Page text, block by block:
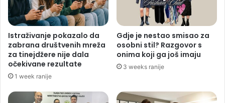
Istraživanje pokazalo da
zabrana društvenih mreža
za tinejdžere nije dala
očekivane rezultate
1 week ranije
Gdje je nestao smisao za
osobni stil? Razgovor s
onima koji ga još imaju
3 weeks ranije